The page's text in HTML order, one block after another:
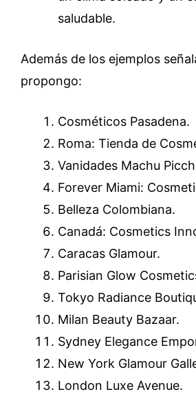
saludable.
Además de los ejemplos
propongo:
Cosméticos Pasadena.
Roma: Tienda de
Vanidades Machu
Forever Miami:
Belleza Colombiana.
Canadá: Cosmetics
Caracas Glamour.
Parisian Glow
Tokyo Radiance
Milan Beauty Bazaar.
Sydney Elegance
New York Glamour
London Luxe Avenue.